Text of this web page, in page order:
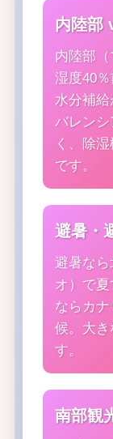
内陸部
内陸部
湿度40
水分補給
バレン
く、除
です。
避暑・
避暑な
オ）で
ならカ
候。大き
す。
南部観